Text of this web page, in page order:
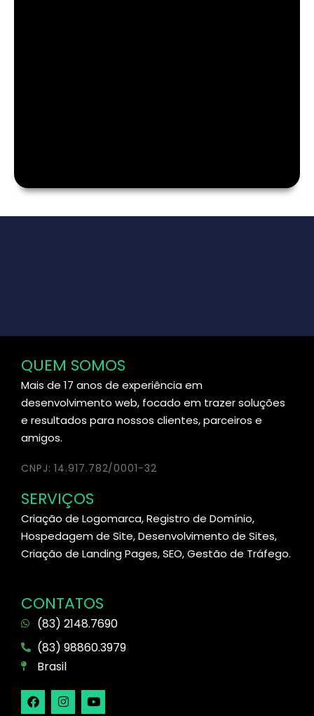
QUEM SOMOS
Mais de 17 anos de experiência em
desenvolvimento web, focado em trazer soluções
e resultados para nossos clientes, parceiros e
amigos.
CNPJ: 14.917.782/0001-32
SERVIÇOS
Criação de Logomarca, Registro de Domínio,
Hospedagem de Site, Desenvolvimento de Sites,
Criação de Landing Pages, SEO, Gestão de Tráfego.
CONTATOS
(83) 2148.7690
(83) 98860.3979
Brasil